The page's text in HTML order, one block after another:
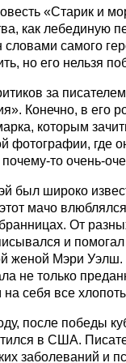
«Старик и
как лебединую
самого
но его нельзя
за
Конечно, в его
которым
фотографии, где
то очень-
был широко
мачо
От
и
женой Мэри
не только
себя все
после победы
в США.
заболеваний и